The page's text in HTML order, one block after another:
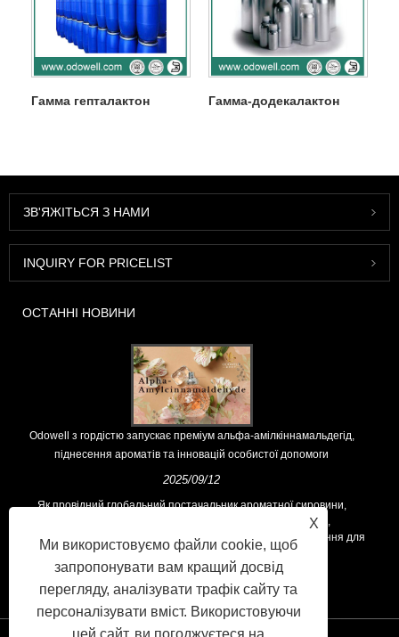
Гамма гепталактон Гамма-додекалактон
ЗВ'ЯЖІТЬСЯ З НАМИ
INQUIRY FOR PRICELIST
ОСТАННІ НОВИНИ
Odowell з гордістю запускає преміум альфа-амілкіннамальдегід,
піднесення ароматів та інновацій особистої допомоги
2025/09/12
Як провідний глобальний постачальник ароматної сировини,
Odowell підтримує основну філософію "інноваційними,
орієнтованими на якість", послідовно пропонуючи вищі рішення для
ароматів у всьому світі.
X
Ми використовуємо файли cookie, щоб
запропонувати вам кращий досвід
перегляду, аналізувати трафік сайту та
персоналізувати вміст. Використовуючи
цей сайт, ви погоджуєтеся на